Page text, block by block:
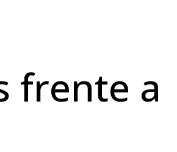
frente a